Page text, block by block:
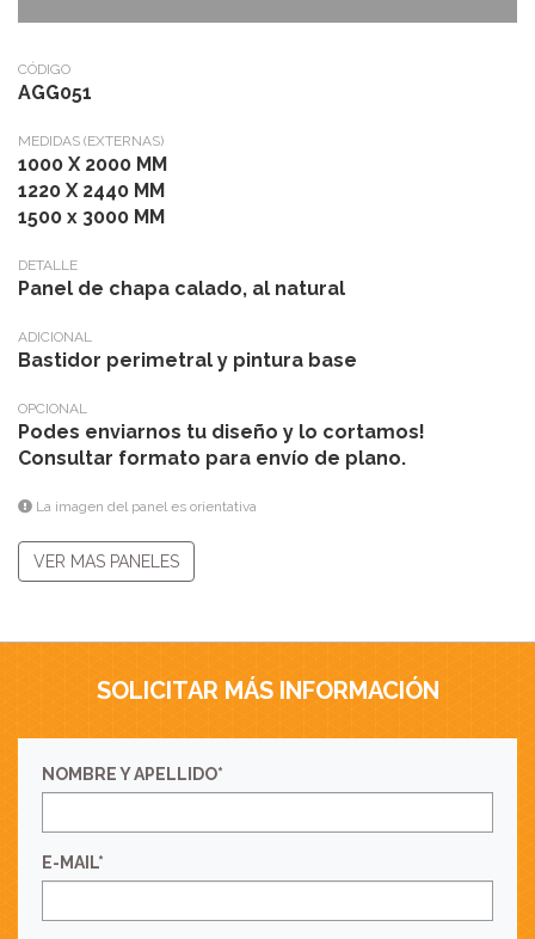
CÓDIGO
AGG051
MEDIDAS (EXTERNAS)
1000 X 2000 MM
1220 X 2440 MM
1500 x 3000 MM
DETALLE
Panel de chapa calado, al natural
ADICIONAL
Bastidor perimetral y pintura base
OPCIONAL
Podes enviarnos tu diseño y lo cortamos!
Consultar formato para envío de plano.
La imagen del panel es orientativa
VER MAS PANELES
SOLICITAR MÁS INFORMACIÓN
NOMBRE Y APELLIDO*
E-MAIL*